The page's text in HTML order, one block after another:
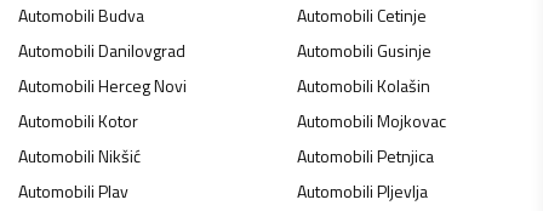
AutomobiliBudva AutomobiliCetinje
AutomobiliDanilovgrad AutomobiliGusinje
AutomobiliHerceg Novi AutomobiliKolašin
AutomobiliKotor AutomobiliMojkovac
AutomobiliNikšić AutomobiliPetnjica
AutomobiliPlav AutomobiliPljevlja